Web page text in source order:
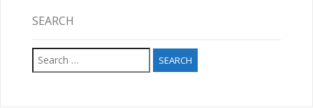
SEARCH
Search
for: